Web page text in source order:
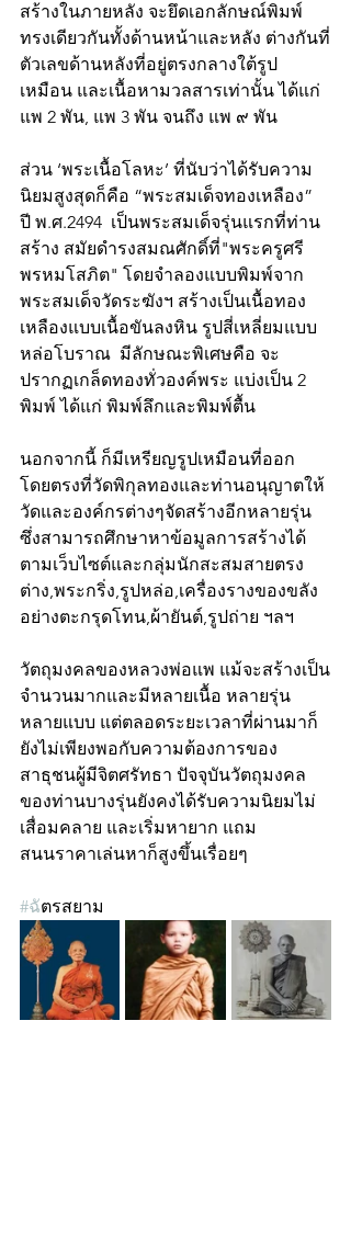
สร้างในภายหลัง จะยึดเอกลักษณ์พิมพ์
ทรงเดียวกันทั้งด้านหน้าและหลัง ต่างกันที่
ตัวเลขด้านหลังที่อยู่ตรงกลางใต้รูป
เหมือน และเนื้อหามวลสารเท่านั้น ได้แก่
แพ 2 พัน, แพ 3 พัน จนถึง แพ ๙ พัน
ส่วน ‘พระเนื้อโลหะ’ ที่นับว่าได้รับความ
นิยมสูงสุดก็คือ “พระสมเด็จทองเหลือง”
ปี พ.ศ.2494  เป็นพระสมเด็จรุ่นแรกที่ท่าน
สร้าง สมัยดำรงสมณศักดิ์ที่"พระครูศรี
พรหมโสภิต" โดยจำลองแบบพิมพ์จาก
พระสมเด็จวัดระฆังฯ สร้างเป็นเนื้อทอง
เหลืองแบบเนื้อขันลงหิน รูปสี่เหลี่ยมแบบ
หล่อโบราณ  มีลักษณะพิเศษคือ จะ
ปรากฏเกล็ดทองทั่วองค์พระ แบ่งเป็น 2
พิมพ์ ได้แก่ พิมพ์ลึกและพิมพ์ตื้น
นอกจากนี้ ก็มีเหรียญรูปเหมือนที่ออก
โดยตรงที่วัดพิกุลทองและท่านอนุญาตให้
วัดและองค์กรต่างๆจัดสร้างอีกหลายรุ่น
ซึ่งสามารถศึกษาหาข้อมูลการสร้างได้
ตามเว็บไซต์และกลุ่มนักสะสมสายตรง
ต่าง,พระกริ่ง,รูปหล่อ,เครื่องรางของขลัง
อย่างตะกรุดโทน,ผ้ายันต์,รูปถ่าย ฯลฯ
วัตถุมงคลของหลวงพ่อแพ แม้จะสร้างเป็น
จำนวนมากและมีหลายเนื้อ หลายรุ่น
หลายแบบ แต่ตลอดระยะเวลาที่ผ่านมาก็
ยังไม่เพียงพอกับความต้องการของ
สาธุชนผู้มีจิตศรัทธา ปัจจุบันวัตถุมงคล
ของท่านบางรุ่นยังคงได้รับความนิยมไม่
เสื่อมคลาย และเริ่มหายาก แถม
สนนราคาเล่นหาก็สูงขึ้นเรื่อยๆ
#ฉัตรสยาม